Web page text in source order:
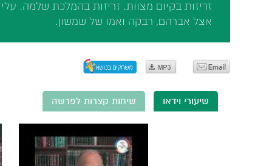
זריזות בקיום מצוות. זריזות בהמלכת שלמה.
אצל אברהם, רבקה ואמו של שמשון.
שיעורי וידאו שיחות קצרות לפרשה